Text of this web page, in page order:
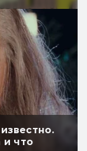
и что